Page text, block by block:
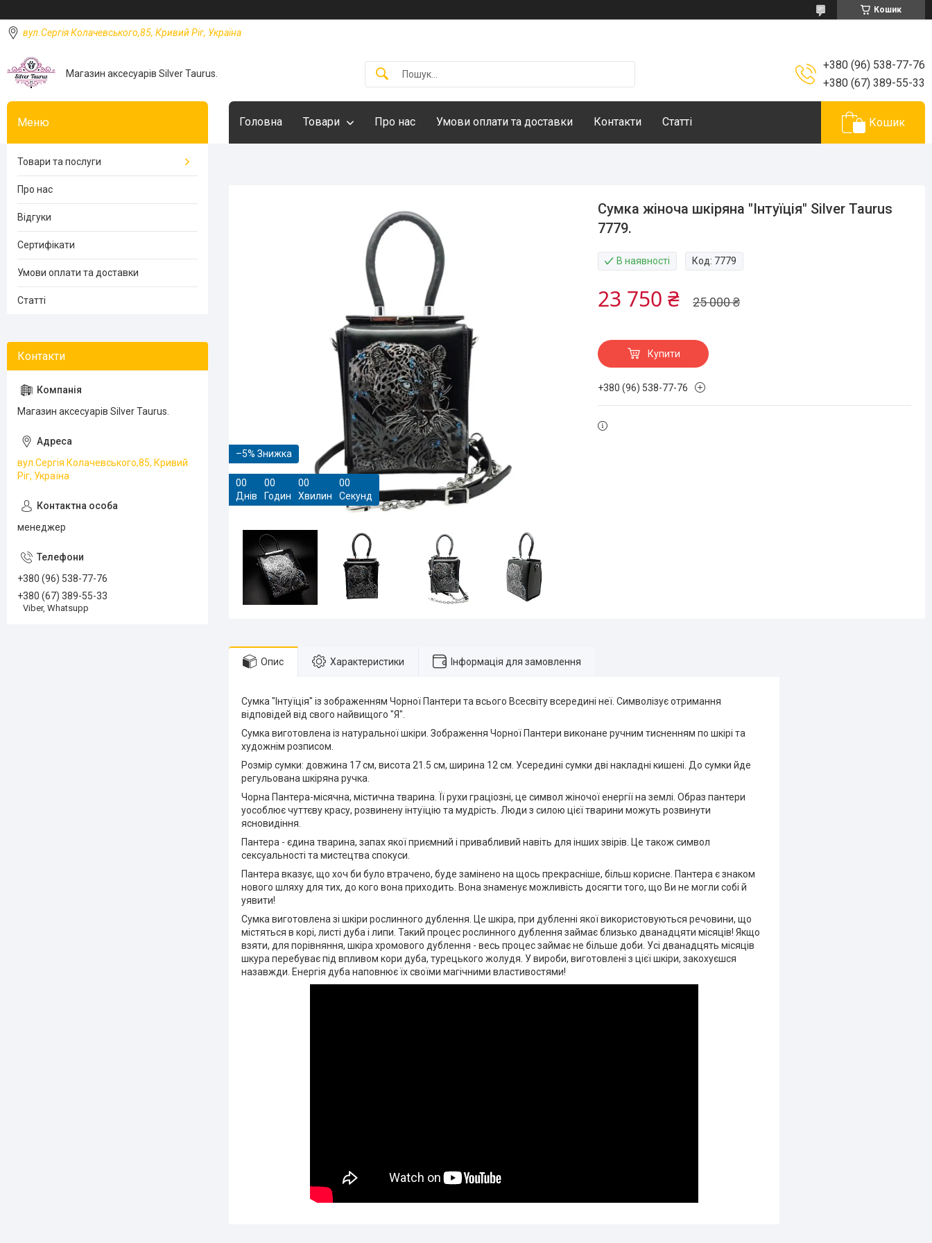
Кошик
вул.Сергія Колачевського,85, Кривий Ріг, Україна
Магазин аксесуарів Silver Taurus.
+380 (96) 538-77-76
+380 (67) 389-55-33
Головна Товари Про нас Умови оплати та доставки Контакти Статті Кошик
–5%
00
Днів
00
Годин
00
Хвилин
00
Секунд
Сумка жіноча шкіряна "Інтуїція" Silver Taurus
7779.
В наявності Код: 7779
25 000 ₴
23 750 ₴
Купити
+380 (96) 538-77-76
Опис Характеристики Інформація для замовлення
Сумка "Інтуїція" із зображенням Чорної Пантери та всього Всесвіту всередині неї. Символізує отримання
відповідей від свого найвищого "Я".
Сумка виготовлена ​​із натуральної шкіри. Зображення Чорної Пантери виконане ручним тисненням по шкірі та
художнім розписом.
Розмір сумки: довжина 17 см, висота 21.5 см, ширина 12 см. Усередині сумки дві накладні кишені. До сумки йде
регульована шкіряна ручка.
Чорна Пантера-місячна, містична тварина. Її рухи граціозні, це символ жіночої енергії на землі. Образ пантери
уособлює чуттєву красу, розвинену інтуїцію та мудрість. Люди з силою цієї тварини можуть розвинути
ясновидіння.
Пантера - єдина тварина, запах якої приємний і привабливий навіть для інших звірів. Це також символ
сексуальності та мистецтва спокуси.
Пантера вказує, що хоч би було втрачено, буде замінено на щось прекрасніше, більш корисне. Пантера є знаком
нового шляху для тих, до кого вона приходить. Вона знаменує можливість досягти того, що Ви не могли собі й
уявити!
Сумка виготовлена ​​зі шкіри рослинного дублення. Це шкіра, при дубленні якої використовуються речовини, що
містяться в корі, листі дуба і липи. Такий процес рослинного дублення займає близько дванадцяти місяців! Якщо
взяти, для порівняння, шкіра хромового дублення - весь процес займає не більше доби. Усі дванадцять місяців
шкура перебуває під впливом кори дуба, турецького жолудя. У вироби, виготовлені з цієї шкіри, закохуєшся
назавжди. Енергія дуба наповнює їх своїми магічними властивостями!
Товари та послуги
Про нас
Відгуки
Сертифікати
Умови оплати та доставки
Статті
Магазин аксесуарів Silver Taurus.
вул.Сергія Колачевського,85, Кривий
Ріг, Україна
менеджер
+380 (96) 538-77-76
+380 (67) 389-55-33
Viber, Whatsupp